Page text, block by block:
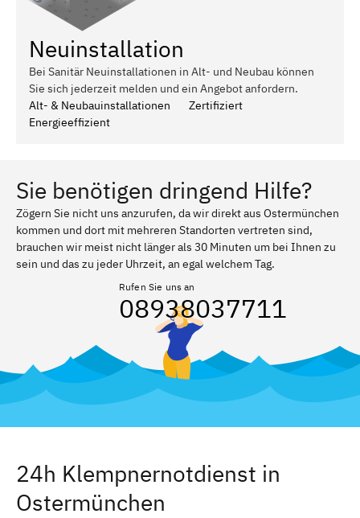
Neuinstallation
Bei Sanitär Neuinstallationen in Alt- und Neubau können
Sie sich jederzeit melden und ein Angebot anfordern.
Alt- & Neubauinstallationen
Zertifiziert
Energieeffizient
Sie benötigen dringend Hilfe?
Zögern Sie nicht uns anzurufen, da wir direkt aus Ostermünchen
kommen und dort mit mehreren Standorten vertreten sind,
brauchen wir meist nicht länger als 30 Minuten um bei Ihnen zu
sein und das zu jeder Uhrzeit, an egal welchem Tag.
Rufen Sie uns an
08938037711
24h Klempnernotdienst in
Ostermünchen